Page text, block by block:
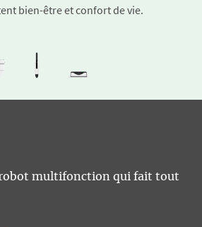
bien-être et confort de vie.
multifonction qui fait tout